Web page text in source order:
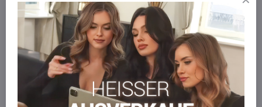
SICHERE ZAHLUNGEN
Gesicherte Online-Zahlungen
Ware auf Lager
Wir versenden sofort
Werden Sie Teil von everlady
Werden Sie Teil von everlady und genießen Sie einen5 %
Mitgliedervorteilbei jedem Einkauf.
Der Vorteil wird automatisch im Warenkorb angewendet.